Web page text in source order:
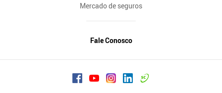
Mercado de seguros
Fale Conosco